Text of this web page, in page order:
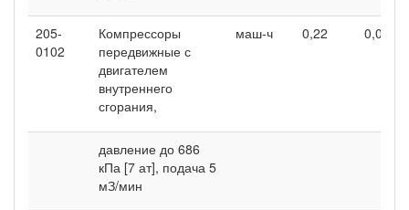
205-
0102
Компрессоры
передвижные с
двигателем
внутреннего
сгорания,
маш-ч 0,22 0,08
давление до 686
кПа [7 ат], подача 5
мЗ/мин